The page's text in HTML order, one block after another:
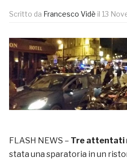
Scritto da Francesco Vidè il 13
FLASH NEWS – Tre attentati
stata una sparatoria in un